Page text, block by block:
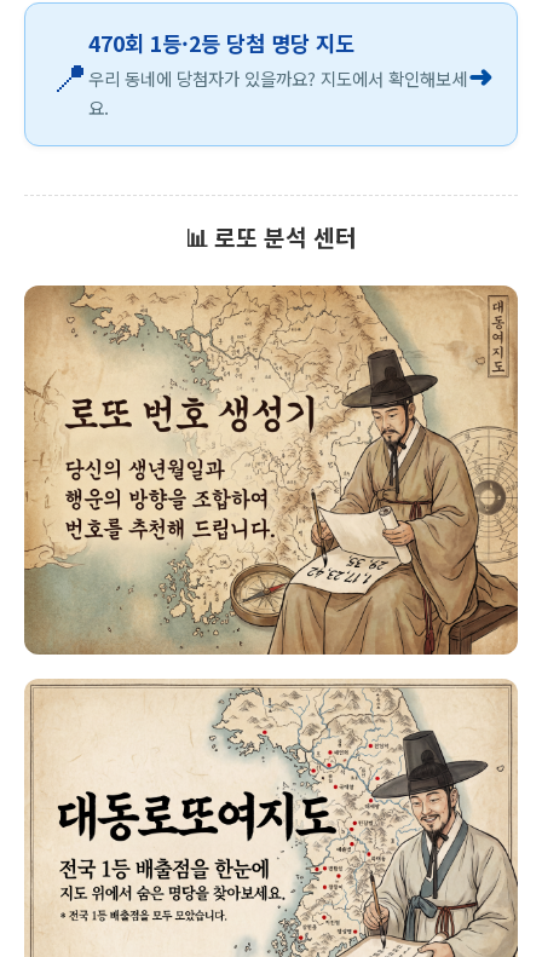
📍
470회 1등·2등 당첨 명당 지도
우리 동네에 당첨자가 있을까요? 지도에서 확인해보세
요.
➜
📊 로또 분석 센터